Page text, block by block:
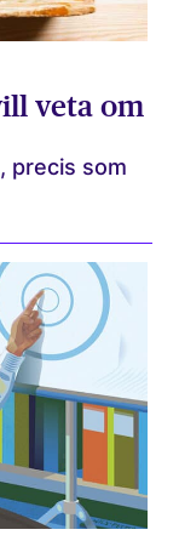
veta om
precis som